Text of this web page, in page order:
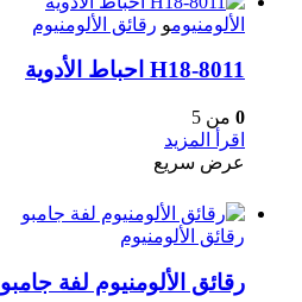
الألومنيومو رقائق الألومنيوم
8011-H18 احباط الأدوية
0 من 5
اقرأ المزيد
عرض سريع
رقائق الألومنيوم
رقائق الألومنيوم لفة جامبو